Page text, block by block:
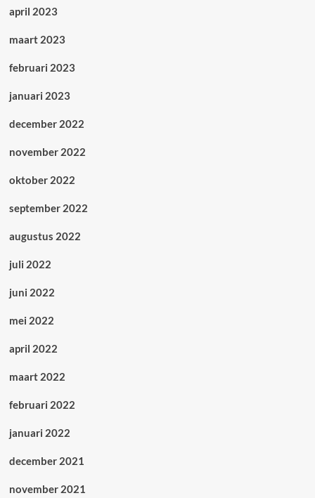
april 2023
maart 2023
februari 2023
januari 2023
december 2022
november 2022
oktober 2022
september 2022
augustus 2022
juli 2022
juni 2022
mei 2022
april 2022
maart 2022
februari 2022
januari 2022
december 2021
november 2021